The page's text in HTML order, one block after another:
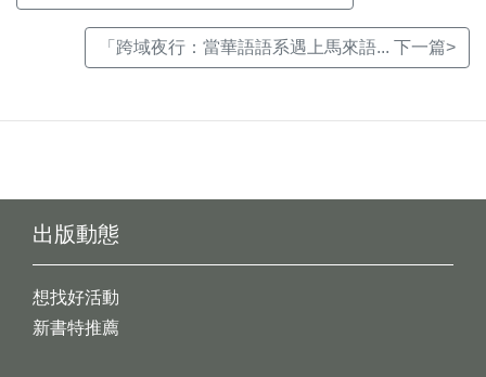
「跨域夜行：當華語語系遇上馬來語... 下一篇>
出版動態
想找好活動
新書特推薦